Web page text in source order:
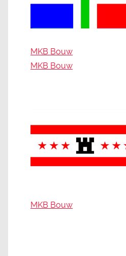
MKB Bouw
MKB Bouw
MKB Bouw